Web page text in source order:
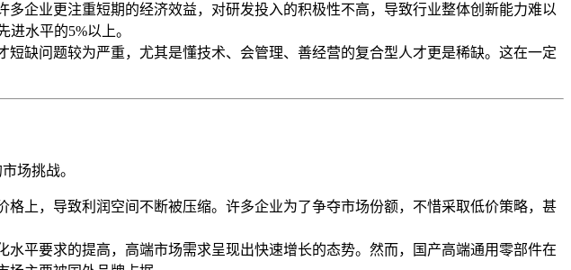
企业更注重短期的经济效益，对研发投入的积极性不高，导致行业整体创新能力难以
水平的5%以上。
缺问题较为严重，尤其是懂技术、会管理、善经营的复合型人才更是稀缺。这在一定
场挑战。
上，导致利润空间不断被压缩。许多企业为了争夺市场份额，不惜采取低价策略，甚
水平要求的提高，高端市场需求呈现出快速增长的态势。然而，国产高端通用零部件在